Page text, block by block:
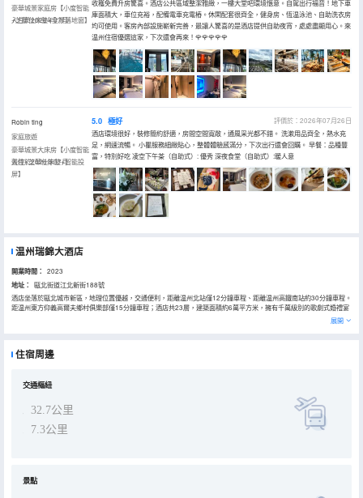
豪華城景家庭房【小度智能
+芝華仕床墊+全景落地窗】
入住於2026年07月
收穫免費升房驚喜。酒店公共區域整潔雅緻，一樓大堂吧環境愜意。自駕出行福音！地下車
庫面積大，車位充裕，配備電車充電樁。休閑配套很齊全，健身房、恆温泳池、自助洗衣房
均可使用。客房內部設施嶄新完善，最讓人驚喜的是酒店提供自助夜宵，處處盡顯用心。來
温州住宿優選這家，下次還會再來！🌹🌹🌹🌹🌹
Robin ting
家庭旅遊
豪華城景大床房【小度智能
聲控+芝華仕床墊+智能投
屏】
入住於2026年07月
5.0 極好
評價於：2026年07月26日
酒店環境很好，裝修簡約舒適，房間空間寬敞，通風采光都不錯。 洗漱用品齊全，熱水充
足，網速流暢。 小瞿服務細緻貼心，整體體驗感滿分，下次出行還會回購。 早餐：品種豐
富，特別好吃 凌空下午茶（自助式）: 優秀 深夜食堂（自助式）:暖人意
温州瑞錦大酒店
開業時間： 2023
地址：
甌北街道江北新街188號
酒店坐落於甌北城市新區，地理位置優越，交通便利，距離温州北站僅12分鐘車程、距離温州高鐵南站約30分鐘車程。
距温州東方仰義高爾夫鄉村俱樂部僅15分鐘車程；酒店共23層，建築面積約6萬平方米，擁有千萬級別的歌劇式婚禮宴
會廳、充滿特色的主題包廂、商務洽談的私宴會所、設備齊全的培訓會議室、豪華配套休閒設施、全日制餐廳、還有温
展開
住宿周邊
交通樞紐
32.7公里
7.3公里
景點